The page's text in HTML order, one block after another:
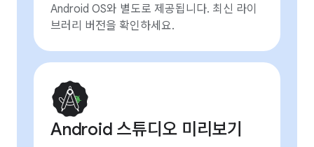
Android OS와 별도로 제공됩니다. 최신 라이
브러리 버전을 확인하세요.
Android 스튜디오 미리보기